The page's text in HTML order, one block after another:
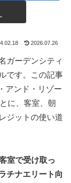
2026.07.26
ガーデンシティ
です。この記事
アンド・リゾー
に、客室、朝
ジットの使い道
室で受け取っ
チナエリート向